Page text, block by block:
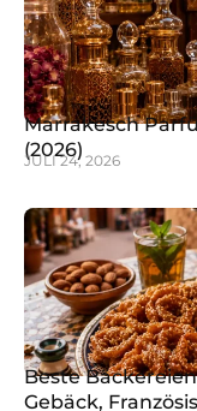
Marrakesch
(2026)
JULI 24, 2026
Beste
Gebäck,